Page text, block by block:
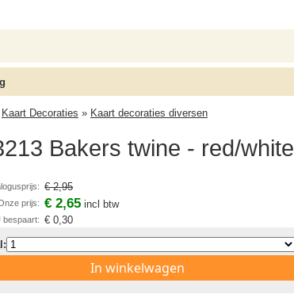
Kaart Decoraties » Kaart decoraties diversen
Bakers twine - red/white
€ 2,95
prijs: € 2,65 incl btw
bespaart: € 0,30
In winkelwagen